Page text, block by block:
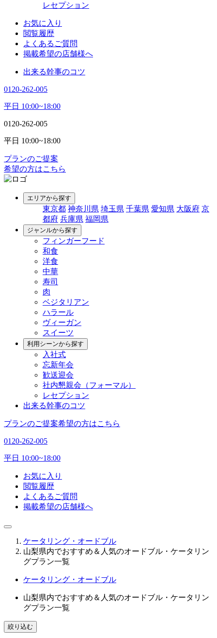
レセプション
お気に入り
閲覧履歴
よくあるご質問
掲載希望の店舗様へ
出来る幹事のコツ
0120-262-005
平日 10:00~18:00
0120-262-005
平日 10:00~18:00
プランのご提案
希望の方はこちら
エリアから探す
東京都 神奈川県 埼玉県 千葉県 愛知県 大阪府 京
都府 兵庫県 福岡県
ジャンルから探す
フィンガーフード
和食
洋食
中華
寿司
肉
ベジタリアン
ハラール
ヴィーガン
スイーツ
利用シーンから探す
入社式
忘新年会
歓送迎会
社内懇親会（フォーマル）
レセプション
出来る幹事のコツ
プランのご提案希望の方はこちら
0120-262-005
平日 10:00~18:00
お気に入り
閲覧履歴
よくあるご質問
掲載希望の店舗様へ
ケータリング・オードブル
山梨県内でおすすめ＆人気のオードブル・ケータリン
グプラン一覧
ケータリング・オードブル
山梨県内でおすすめ＆人気のオードブル・ケータリン
グプラン一覧
絞り込む